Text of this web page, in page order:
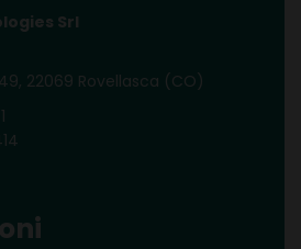
Srl
22069 Rovellasca (CO)